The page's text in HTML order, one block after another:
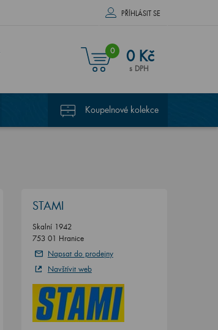
PŘÍHLÁSIT SE
0 0 Kč
s DPH
Koupelnové kolekce
STAMI
Skalní 1942
753 01 Hranice
Napsat do prodejny
Navštívit web